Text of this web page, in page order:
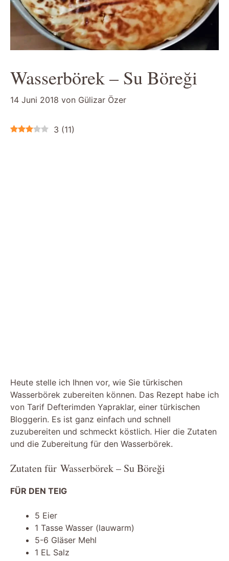
Wasserbörek – Su Böreği
14 Juni 2018 von Gülizar Özer
3 (11)
Heute stelle ich Ihnen vor, wie Sie türkischen
Wasserbörek zubereiten können. Das Rezept habe ich
von Tarif Defterimden Yapraklar, einer türkischen
Bloggerin. Es ist ganz einfach und schnell
zuzubereiten und schmeckt köstlich. Hier die Zutaten
und die Zubereitung für den Wasserbörek.
Zutaten für Wasserbörek – Su Böreği
FÜR DEN TEIG
5 Eier
1 Tasse Wasser (lauwarm)
5-6 Gläser Mehl
1 EL Salz